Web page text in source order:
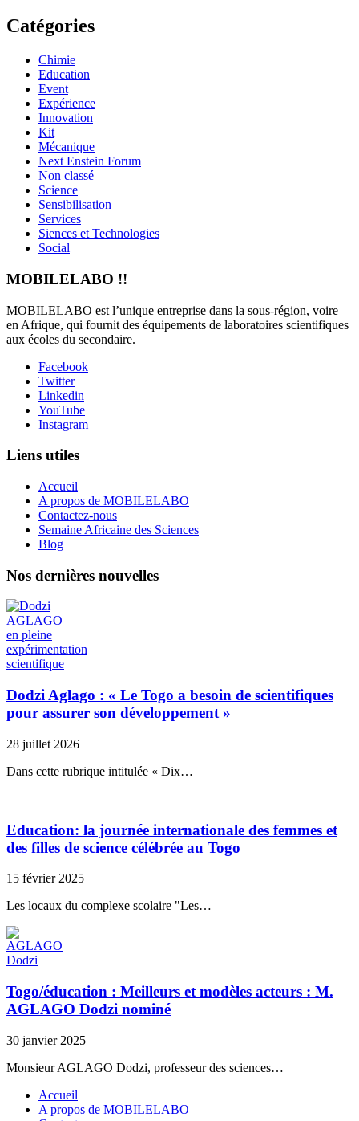
Catégories
Chimie
Education
Event
Expérience
Innovation
Kit
Mécanique
Next Enstein Forum
Non classé
Science
Sensibilisation
Services
Siences et Technologies
Social
MOBILELABO !!
MOBILELABO est l’unique entreprise dans la sous-région, voire
en Afrique, qui fournit des équipements de laboratoires scientifiques
aux écoles du secondaire.
Facebook
Twitter
Linkedin
YouTube
Instagram
Liens utiles
Accueil
A propos de MOBILELABO
Contactez-nous
Semaine Africaine des Sciences
Blog
Nos dernières nouvelles
Dodzi Aglago : « Le Togo a besoin de scientifiques
pour assurer son développement »
28 juillet 2026
Dans cette rubrique intitulée « Dix…
Education: la journée internationale des femmes et
des filles de science célébrée au Togo
15 février 2025
Les locaux du complexe scolaire "Les…
Togo/éducation : Meilleurs et modèles acteurs : M.
AGLAGO Dodzi nominé
30 janvier 2025
Monsieur AGLAGO Dodzi, professeur des sciences…
Accueil
A propos de MOBILELABO